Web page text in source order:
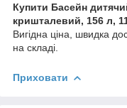
Купити Басейн
кришталевий, 156 л,
Вигідна ціна, швидка
на складі.
Приховати